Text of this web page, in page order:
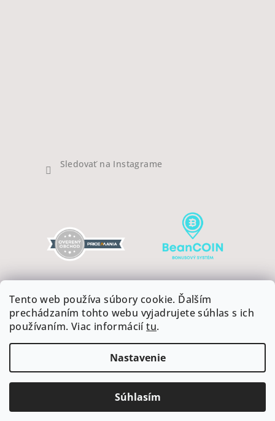
Tento web používa súbory cookie. Ďalším
prechádzaním tohto webu vyjadrujete súhlas s ich
používaním. Viac informáciítu.
Nastavenie
Súhlasím
Sledovať na Instagrame
Copyright 2026COFFEEART. Všetky práva vyhradené.
Upraviť nastavenie cookies
Odstúpiť od zmluvy